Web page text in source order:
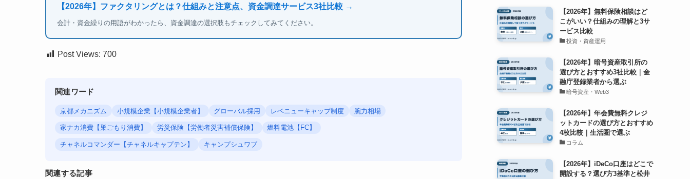
【2026年】ファクタリングとは？仕組みと注意点、資金調達サービス3社比較 →
会計・資金繰りの用語がわかったら、資金調達の選択肢もチェックしてみてください。
Post Views: 700
関連ワード
京都メカニズム 小規模企業【小規模企業者】 グローバル採用 レベニューキャップ制度 腕力相場
家ナカ消費【巣ごもり消費】 労災保険【労働者災害補償保険】 燃料電池【FC】
チャネルコマンダー【チャネルキャプテン】 キャンプシュワブ
関連する記事
【2026年】無料保険相談はど
こがいい？仕組みの理解と3サ
ービス比較
投資・資産運用
【2026年】暗号資産取引所の
選び方とおすすめ3社比較｜金
融庁登録業者から選ぶ
暗号資産・Web3
【2026年】年会費無料クレジ
ットカードの選び方とおすすめ
4枚比較｜生活圏で選ぶ
コラム
【2026年】iDeCo口座はどこで
開設する？選び方3基準と松井